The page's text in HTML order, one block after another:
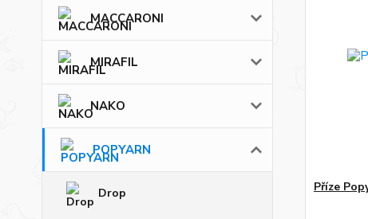
MACCARONI
MIRAFIL
NAKO
POPYARN
Drop Příze